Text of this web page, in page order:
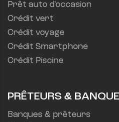
Prêt auto d'occasion
Crédit vert
Crédit voyage
Crédit Smartphone
Crédit Piscine
PRÊTEURS &
Banques & prêteurs